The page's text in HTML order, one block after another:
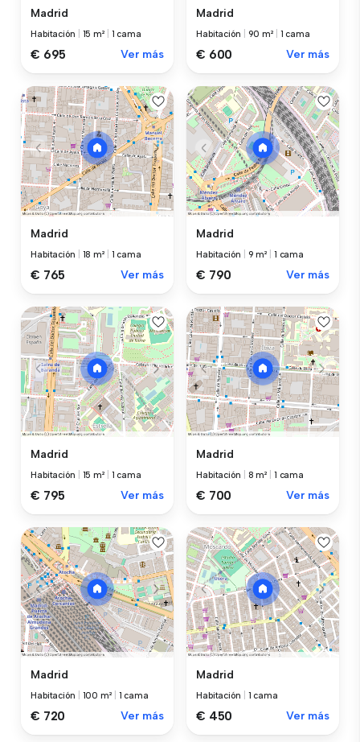
Madrid
Habitación 15 m² 1 cama
€ 695 Ver más
Madrid
Habitación 90 m² 1 cama
€ 600 Ver más
Madrid
Habitación 18 m² 1 cama
€ 765 Ver más
Madrid
Habitación 9 m² 1 cama
€ 790 Ver más
Madrid
Habitación 15 m² 1 cama
€ 795 Ver más
Madrid
Habitación 8 m² 1 cama
€ 700 Ver más
Madrid
Habitación 100 m² 1 cama
€ 720 Ver más
Madrid
Habitación 1 cama
€ 450 Ver más